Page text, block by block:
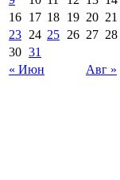
« Июн Авг »
16 17 18 19 20 21
23 24 25 26 27 28
30 31